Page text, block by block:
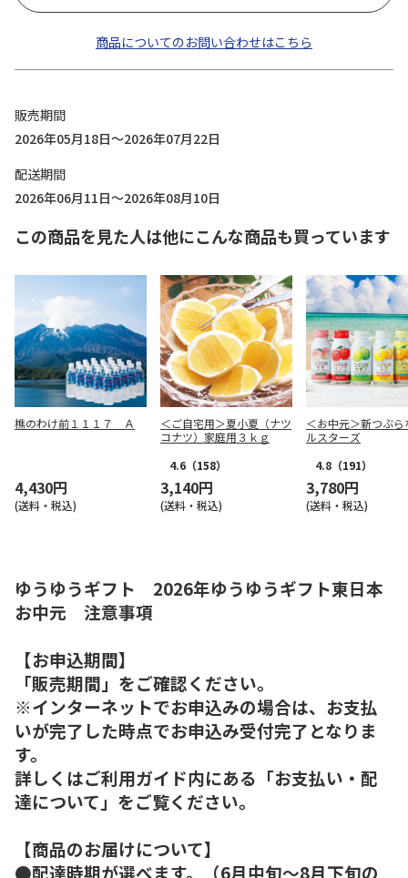
商品についてのお問い合わせはこちら
販売期間
2026年05月18日～2026年07月22日
配送期間
2026年06月11日～2026年08月10日
この商品を見た人は他にこんな商品も買っています
樵のわけ前１１１７ Ａ
4,430円
(送料・税込)
＜ご自宅用＞夏小夏（ナツ
コナツ）家庭用３ｋｇ
4.6 （158）
3,140円
(送料・税込)
＜お中元＞新つぶら
ルスターズ
4.8 （191）
3,780円
(送料・税込)
ゆうゆうギフト 2026年ゆうゆうギフト東日本
お中元 注意事項
【お申込期間】
「販売期間」をご確認ください。
※インターネットでお申込みの場合は、お支払
いが完了した時点でお申込み受付完了となりま
す。
詳しくはご利用ガイド内にある「お支払い・配
達について」をご覧ください。
【商品のお届けについて】
●配達時期が選べます。（6月中旬～8月下旬の